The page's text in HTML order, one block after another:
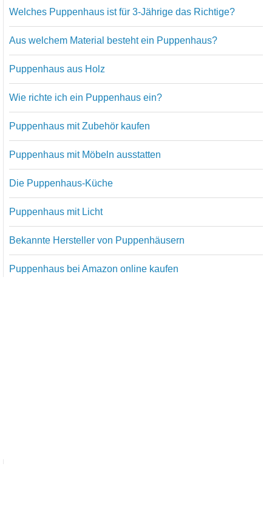
Welches Puppenhaus ist für 3-Jährige das Richtige?
Aus welchem Material besteht ein Puppenhaus?
Puppenhaus aus Holz
Wie richte ich ein Puppenhaus ein?
Puppenhaus mit Zubehör kaufen
Puppenhaus mit Möbeln ausstatten
Die Puppenhaus-Küche
Puppenhaus mit Licht
Bekannte Hersteller von Puppenhäusern
Puppenhaus bei Amazon online kaufen